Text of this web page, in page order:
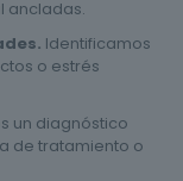
ancladas.
Identificamos
o estrés
un diagnóstico
de tratamiento o